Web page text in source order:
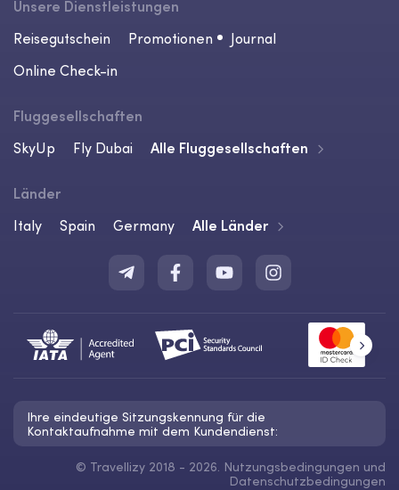
Unsere Dienstleistungen
Reisegutschein
Promotionen
Journal
Online Check-in
Fluggesellschaften
SkyUp
Fly Dubai Alle Fluggesellschaften
Länder
Italy
Spain Germany Alle Länder
Ihre eindeutige Sitzungskennung für die
Kontaktaufnahme mit dem Kundendienst:
© Travellizy 2018 - 2026. Nutzungsbedingungen und
Datenschutzbedingungen